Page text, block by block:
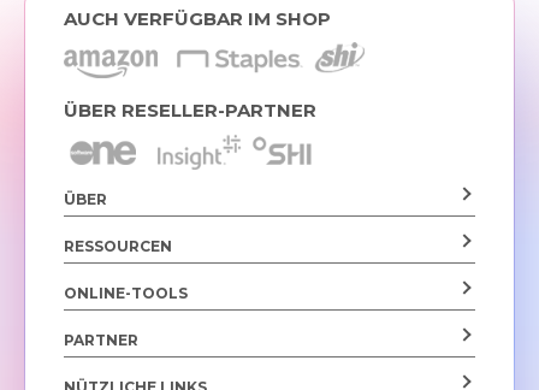
AUCH VERFÜGBAR IM SHOP
ÜBER RESELLER-PARTNER
ÜBER
RESSOURCEN
ONLINE-TOOLS
PARTNER